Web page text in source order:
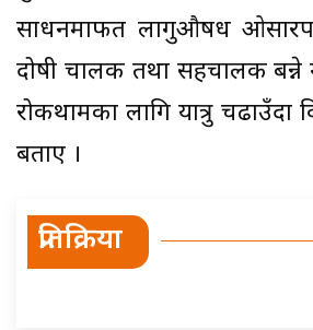
साधनमार्फत लागुऔषध
दोषी चालक तथा सहचालक बन्ने
रोकथामका लागि यात्रु चढाउँदा
बताए ।
प्रतिक्रिया